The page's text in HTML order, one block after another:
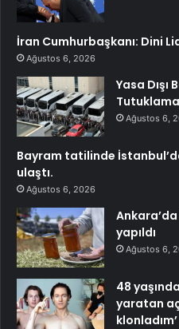
İran Cumhurbaşkanı: Dini
Ağustos 6, 2026
Yasa
Tutuklama
Ağustos 6,
Bayram tatilinde
ulaştı.
Ağustos 6, 2026
yapıldı
Ağustos 6,
48
yaratan
klonladım’